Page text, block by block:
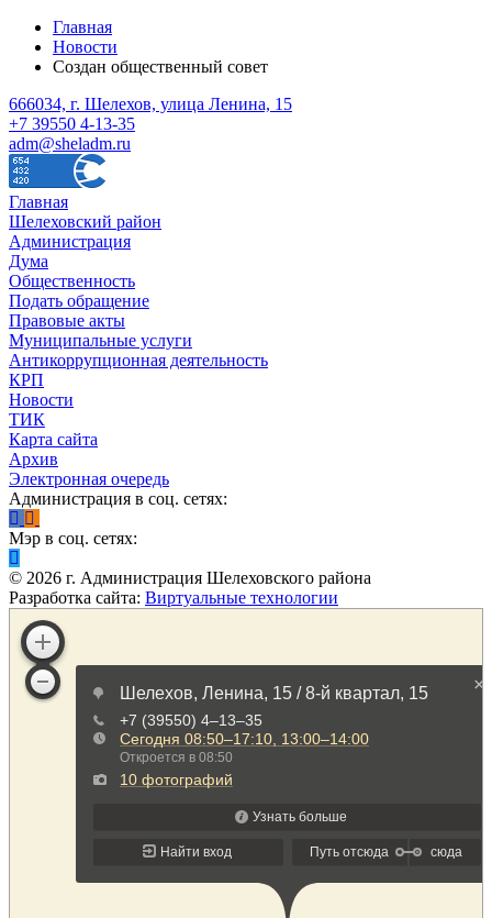
Главная
Новости
Создан общественный совет
666034, г. Шелехов, улица Ленина, 15
+7 39550 4-13-35
adm@sheladm.ru
Главная
Шелеховский район
Администрация
Дума
Общественность
Подать обращение
Правовые акты
Муниципальные услуги
Антикоррупционная деятельность
КРП
Новости
ТИК
Карта сайта
Архив
Электронная очередь
Администрация в соц. сетях:
Мэр в соц. сетях:
© 2026 г. Администрация Шелеховского района
Разработка сайта: Виртуальные технологии